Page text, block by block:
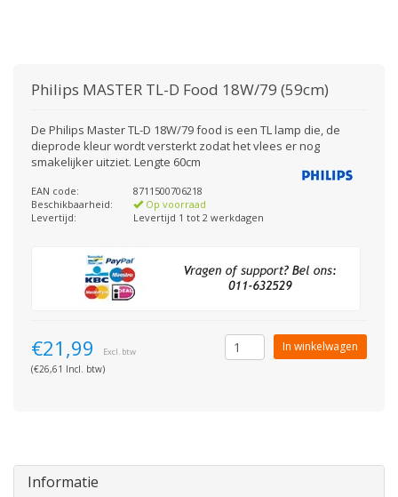
Philips MASTER TL-D Food 18W/79 (59cm)
De Philips Master TL-D 18W/79 food is een TL lamp die, de
dieprode kleur wordt versterkt zodat het vlees er nog
smakelijker uitziet. Lengte 60cm
EAN code:
8711500706218
Beschikbaarheid:
Op voorraad
Levertijd:
Levertijd 1 tot 2 werkdagen
€21,99 Excl. btw
(€26,61 Incl. btw)
In winkelwagen
Informatie